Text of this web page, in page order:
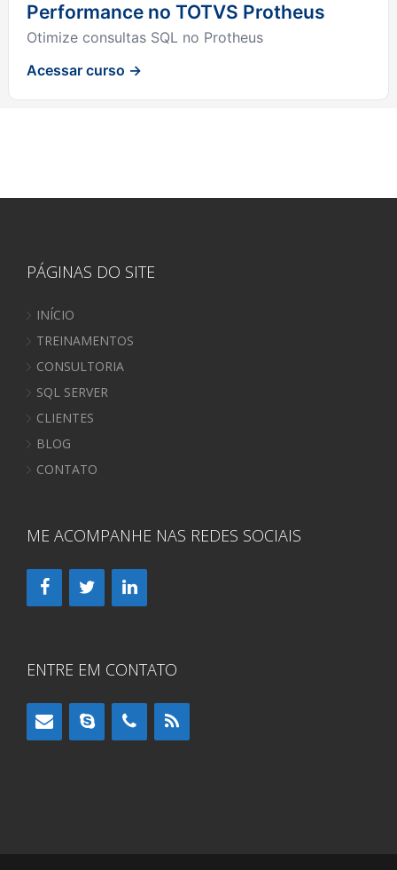
Performance no TOTVS Protheus
Otimize consultas SQL no Protheus
Acessar curso →
PÁGINAS DO SITE
INÍCIO
TREINAMENTOS
CONSULTORIA
SQL SERVER
CLIENTES
BLOG
CONTATO
ME ACOMPANHE NAS REDES SOCIAIS
ENTRE EM CONTATO